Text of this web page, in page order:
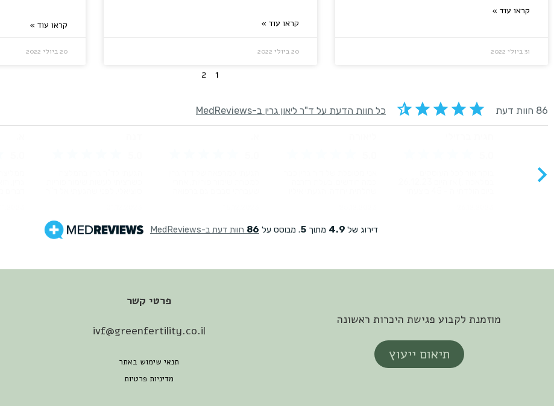
קראו עוד »
31 ביולי 2022
קראו עוד »
20 ביולי 2022
קראו עוד »
20 ביולי 2022
1
2
מוזמנת לקבוע פגישת היכרות ראשונה
תיאום ייעוץ
פרטי קשר
ivf@greenfertility.co.il
תנאי שימוש באתר
מדיניות פרטיות